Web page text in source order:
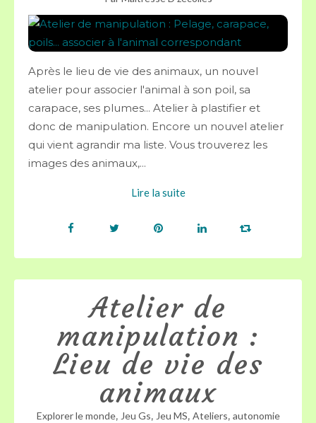
Après le lieu de vie des animaux, un nouvel
atelier pour associer l'animal à son poil, sa
carapace, ses plumes... Atelier à plastifier et
donc de manipulation. Encore un nouvel atelier
qui vient agrandir ma liste. Vous trouverez les
images des animaux,...
Lire la suite
Atelier de
manipulation :
Lieu de vie des
animaux
Explorer le monde, Jeu Gs, Jeu MS, Ateliers, autonomie